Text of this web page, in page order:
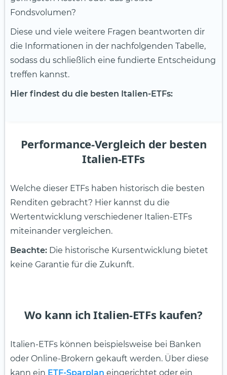
Fondsvolumen?
Diese und viele weitere Fragen beantworten dir
die Informationen in der nachfolgenden Tabelle,
sodass du schließlich eine fundierte Entscheidung
treffen kannst.
Hier findest du die besten Italien-ETFs:
Performance-Vergleich der besten
Italien-ETFs
Welche dieser ETFs haben historisch die besten
Renditen gebracht? Hier kannst du die
Wertentwicklung verschiedener Italien-ETFs
miteinander vergleichen.
Beachte: Die historische Kursentwicklung bietet
keine Garantie für die Zukunft.
Wo kann ich Italien-ETFs kaufen?
Italien-ETFs können beispielsweise bei Banken
oder Online-Brokern gekauft werden. Über diese
kann ein ETF-Sparplan eingerichtet oder ein